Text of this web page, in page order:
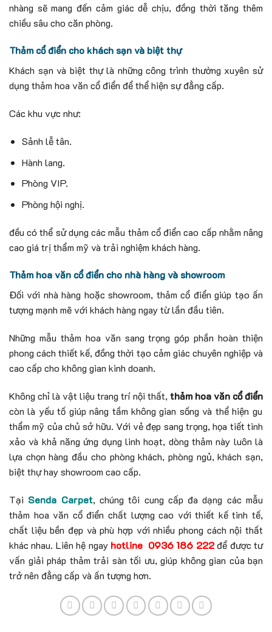
nhàng sẽ mang đến cảm giác dễ chịu, đồng thời tăng thêm
chiều sâu cho căn phòng.
Thảm cổ điển cho khách sạn và biệt thự
Khách sạn và biệt thự là những công trình thường xuyên sử
dụng thảm hoa văn cổ điển để thể hiện sự đẳng cấp.
Các khu vực như:
Sảnh lễ tân.
Hành lang.
Phòng VIP.
Phòng hội nghị.
đều có thể sử dụng các mẫu thảm cổ điển cao cấp nhằm nâng
cao giá trị thẩm mỹ và trải nghiệm khách hàng.
Thảm hoa văn cổ điển cho nhà hàng và showroom
Đối với nhà hàng hoặc showroom, thảm cổ điển giúp tạo ấn
tượng mạnh mẽ với khách hàng ngay từ lần đầu tiên.
Những mẫu thảm hoa văn sang trọng góp phần hoàn thiện
phong cách thiết kế, đồng thời tạo cảm giác chuyên nghiệp và
cao cấp cho không gian kinh doanh.
Không chỉ là vật liệu trang trí nội thất, thảm hoa văn cổ điển
còn là yếu tố giúp nâng tầm không gian sống và thể hiện gu
thẩm mỹ của chủ sở hữu. Với vẻ đẹp sang trọng, họa tiết tinh
xảo và khả năng ứng dụng linh hoạt, dòng thảm này luôn là
lựa chọn hàng đầu cho phòng khách, phòng ngủ, khách sạn,
biệt thự hay showroom cao cấp.
Tại Senda Carpet, chúng tôi cung cấp đa dạng các mẫu
thảm hoa văn cổ điển chất lượng cao với thiết kế tinh tế,
chất liệu bền đẹp và phù hợp với nhiều phong cách nội thất
khác nhau. Liên hệ ngay hotline 0936 186 222để được tư
vấn giải pháp thảm trải sàn tối ưu, giúp không gian của bạn
trở nên đẳng cấp và ấn tượng hơn.